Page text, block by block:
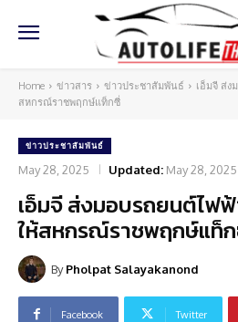
Home ข่าวสาร ข่าวประชาสัมพันธ์
เอ็มจี ส่ง
สหกรณ์ราชพฤกษ์แท็กซี่
ข่าวประชาสัมพันธ์
May 28, 2025 Updated: May 28, 2025
เอ็มจี ส่งมอบรถยนต์ไฟฟ้
ให้สหกรณ์ราชพฤกษ์แท็
By Pholpat Salayakanond
Facebook Twitter